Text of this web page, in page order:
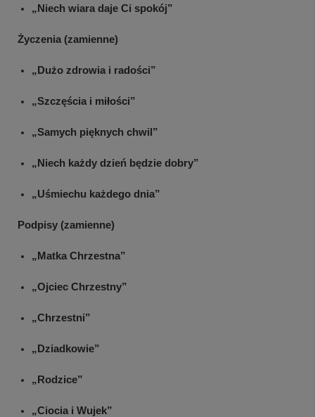
„Niech wiara daje Ci spokój”
Życzenia (zamienne)
„Dużo zdrowia i radości”
„Szczęścia i miłości”
„Samych pięknych chwil”
„Niech każdy dzień będzie dobry”
„Uśmiechu każdego dnia”
Podpisy (zamienne)
„Matka Chrzestna”
„Ojciec Chrzestny”
„Chrzestni”
„Dziadkowie”
„Rodzice”
„Ciocia i Wujek”